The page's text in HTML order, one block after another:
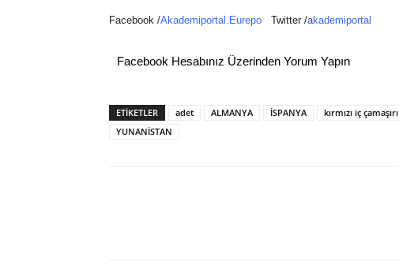
Facebook /Akademiportal.Eurepo Twitter /akademiportal
Facebook Hesabınız Üzerinden Yorum Yapın
ETİKETLER adet ALMANYA İSPANYA kırmızı iç çamaşırı
YUNANİSTAN